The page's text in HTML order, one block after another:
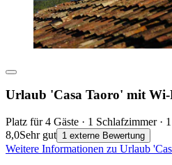
Urlaub 'Casa Taoro' mit
Platz für 4 Gäste · 1 Schlafzimmer ·
8,0Sehr gut 1 externe Bewertung
Weitere Informationen zu Urlaub